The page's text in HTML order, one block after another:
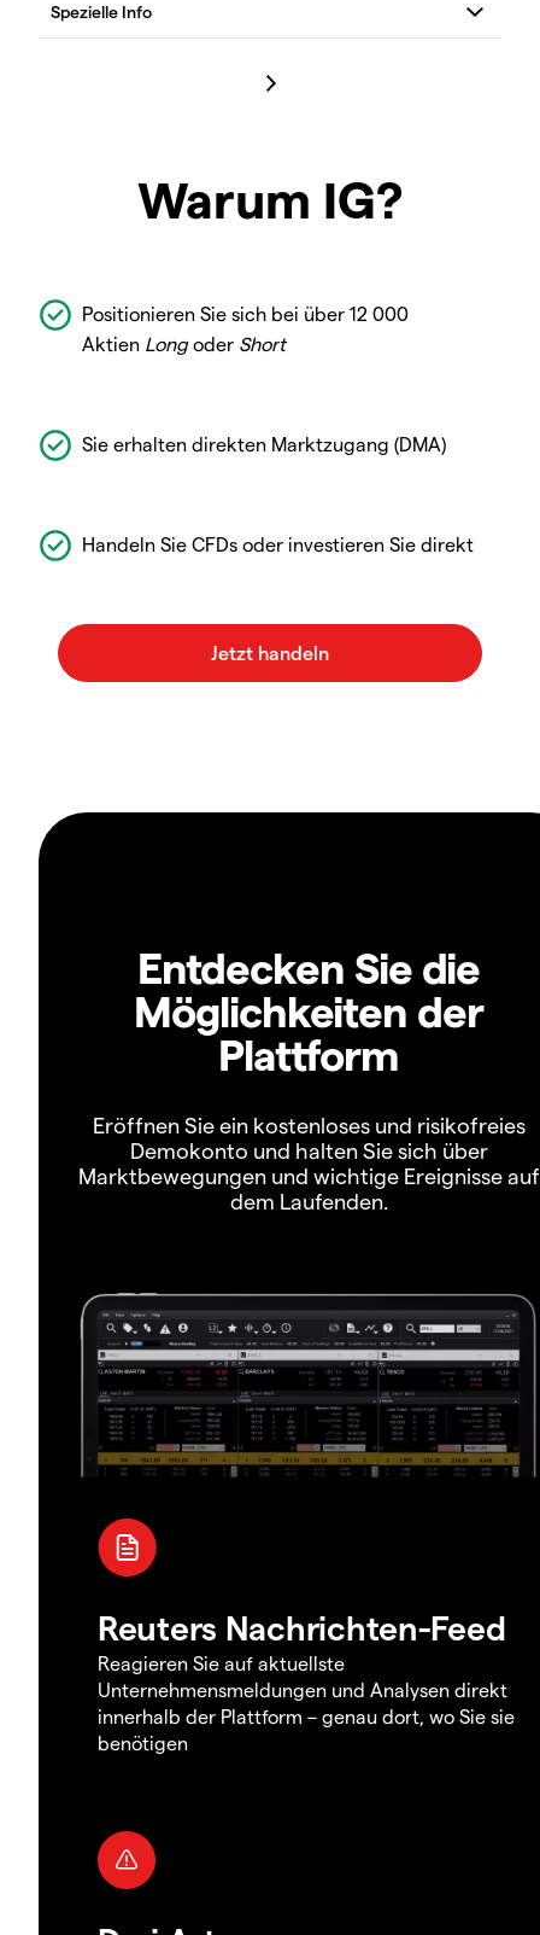
Warum IG?
Positionieren Sie sich bei über 12 000
Aktien Longoder Short
Sie erhalten direkten Marktzugang (DMA)
Handeln Sie CFDs oder investieren Sie direkt
Entdecken Sie die
Möglichkeiten der
Plattform
Eröffnen Sie ein kostenloses und risikofreies
Demokonto und halten Sie sich über
Marktbewegungen und wichtige Ereignisse auf
dem Laufenden.
Reuters Nachrichten-Feed
Reagieren Sie auf aktuellste
Unternehmensmeldungen und Analysen direkt
innerhalb der Plattform – genau dort, wo Sie sie
benötigen